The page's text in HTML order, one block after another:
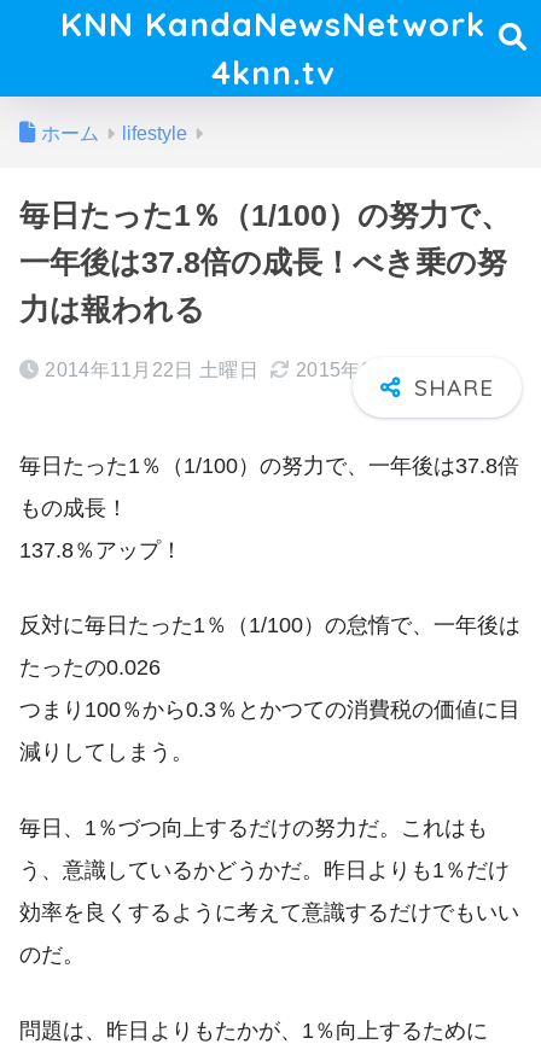
KNN KandaNewsNetwork
4knn.tv
ホーム lifestyle
毎日たった1％（1/100）の努力で、
一年後は37.8倍の成長！べき乗の努
力は報われる
2014年11月22日 土曜日 2015年05月20日 水曜日
毎日たった1％（1/100）の努力で、一年後は37.8倍
もの成長！
137.8％アップ！
反対に毎日たった1％（1/100）の怠惰で、一年後は
たったの0.026
つまり100％から0.3％とかつての消費税の価値に目
減りしてしまう。
毎日、1％づつ向上するだけの努力だ。これはも
う、意識しているかどうかだ。昨日よりも1％だけ
効率を良くするように考えて意識するだけでもいい
のだ。
問題は、昨日よりもたかが、1％向上するために